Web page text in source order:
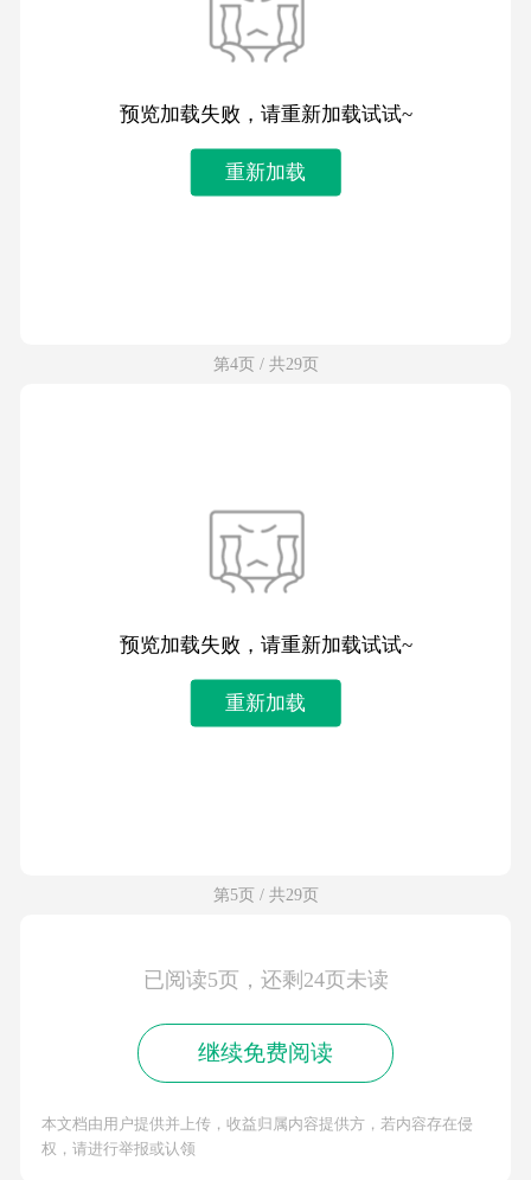
预览加载失败，请重新加载试试~
重新加载
第4页 / 共29页
预览加载失败，请重新加载试试~
重新加载
第5页 / 共29页
已阅读5页，还剩24页未读
继续免费阅读
本文档由用户提供并上传，收益归属内容提供方，若内容存在侵
权，请进行举报或认领